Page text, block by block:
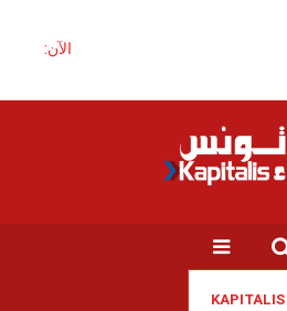
الآن:
KAPITALIS